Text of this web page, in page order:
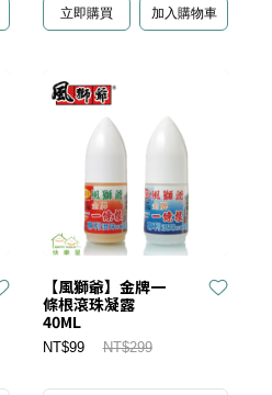
立即購買 加入購物車
【風獅爺】金牌一
條根滾珠凝露
40ML
NT$99 NT$299